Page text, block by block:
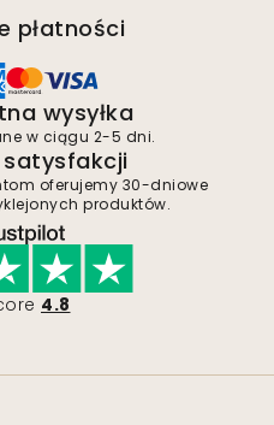
płatności
wysyłka
w ciągu 2-5 dni.
satysfakcji
oferujemy 30-dniowe
produktów.
4.8